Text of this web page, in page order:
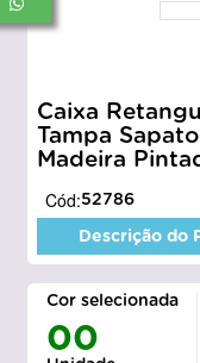
Caixa
Tampa
Madeira
Cód:52786
Descrição do
Cor selecionada
00